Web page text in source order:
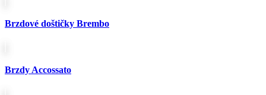
Brzdové doštičky Brembo
Brzdy Accossato